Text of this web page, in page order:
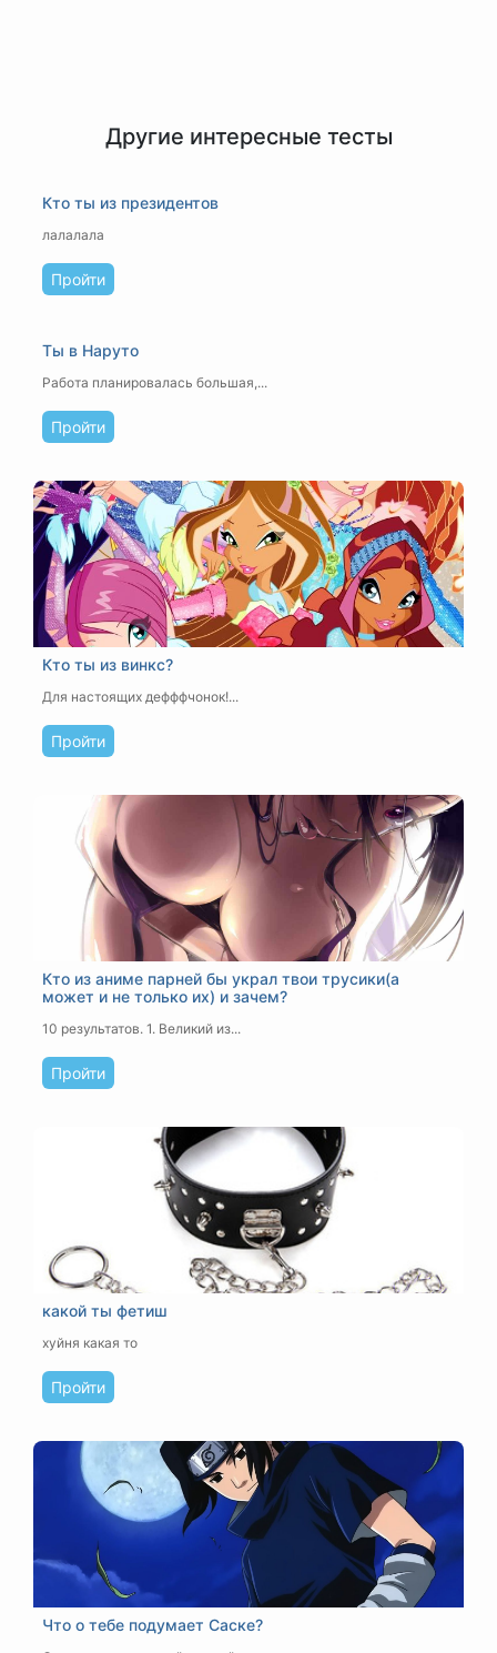
Другие интересные тесты
Кто ты из президентов
лалалала
Пройти
Ты в Наруто
Работа планировалась большая,...
Пройти
Кто ты из винкс?
Для настоящих дефффчонок!...
Пройти
Кто из аниме парней бы украл твои трусики(а
может и не только их) и зачем?
10 результатов. 1. Великий из...
Пройти
какой ты фетиш
хуйня какая то
Пройти
Что о тебе подумает Саске?